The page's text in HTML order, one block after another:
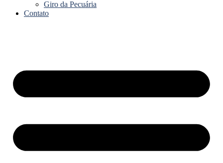
Giro da Pecuária
Contato